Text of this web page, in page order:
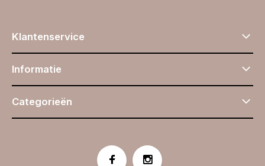
Klantenservice
Informatie
Categorieën